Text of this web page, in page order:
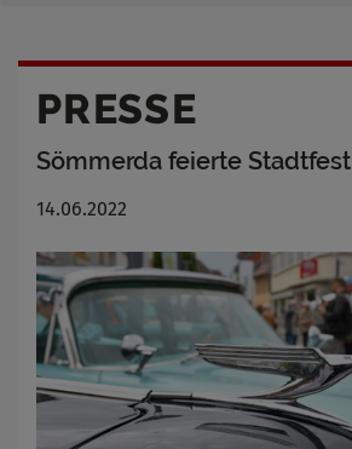
PRESSE
Sömmerda feierte Stadtfest
14.06.2022